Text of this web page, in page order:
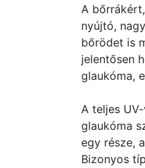
A
nyújtó,
bőrödet is
jelentősen
glaukóma,
A teljes
glaukóma
egy része,
Bizonyos